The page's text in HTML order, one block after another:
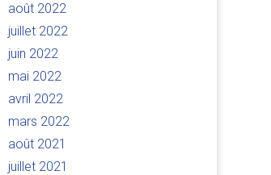
août 2022
juillet 2022
juin 2022
mai 2022
avril 2022
mars 2022
août 2021
juillet 2021